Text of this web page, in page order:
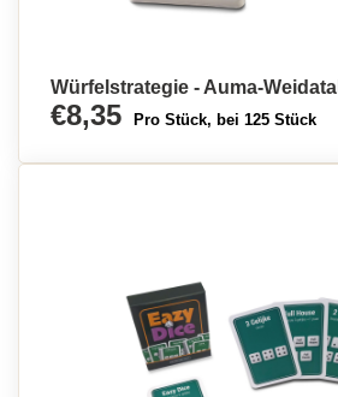
Würfelstrategie - Auma-Weidatal
€8,35 Pro Stück, bei 125 Stück